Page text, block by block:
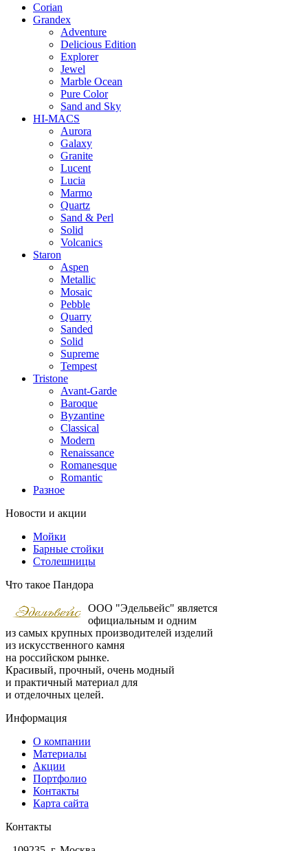
Corian
Grandex
Adventure
Delicious Edition
Explorer
Jewel
Marble Ocean
Pure Color
Sand and Sky
HI-MACS
Aurora
Galaxy
Granite
Lucent
Lucia
Marmo
Quartz
Sand & Perl
Solid
Volcanics
Staron
Aspen
Metallic
Mosaic
Pebble
Quarry
Sanded
Solid
Supreme
Tempest
Tristone
Avant-Garde
Baroque
Byzantine
Classical
Modern
Renaissance
Romanesque
Romantic
Разное
Новости и акции
Мойки
Барные стойки
Столешницы
Что такое Пандора
ООО "Эдельвейс" является
официальным и одним
из самых крупных производителей изделий
из искусственного камня
на российском рынке.
Красивый, прочный, очень модный
и практичный материал для
и отделочных целей.
Информация
О компании
Материалы
Акции
Портфолио
Контакты
Карта сайта
Контакты